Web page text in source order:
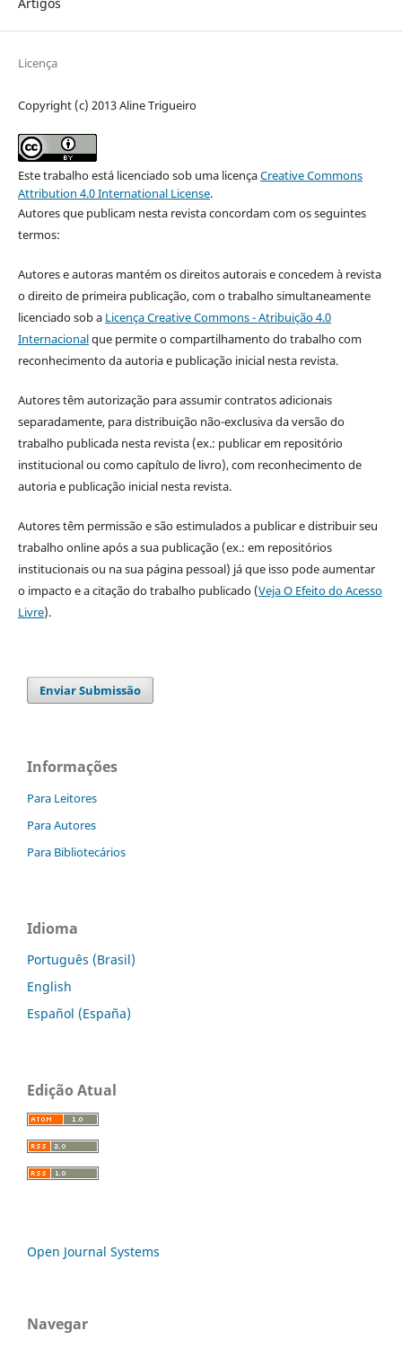
Licença
Copyright (c) 2013 Aline Trigueiro
Este trabalho está licenciado sob uma licençaCreative Commons
Attribution 4.0 International License.
Autores que publicam nesta revista concordam com os seguintes
termos:
Autores e autoras mantém os direitos autorais e concedem à revista
o direito de primeira publicação, com o trabalho simultaneamente
licenciado sob a Licença Creative Commons - Atribuição 4.0
Internacionalque permite o compartilhamento do trabalho com
reconhecimento da autoria e publicação inicial nesta revista.
Autores têm autorização para assumir contratos adicionais
separadamente, para distribuição não-exclusiva da versão do
trabalho publicada nesta revista (ex.: publicar em repositório
institucional ou como capítulo de livro), com reconhecimento de
autoria e publicação inicial nesta revista.
Autores têm permissão e são estimulados a publicar e distribuir seu
trabalho online após a sua publicação (ex.: em repositórios
institucionais ou na sua página pessoal) já que isso pode aumentar
o impacto e a citação do trabalho publicado (Veja O Efeito do Acesso
Livre).
Enviar Submissão
Informações
Para Leitores
Para Autores
Para Bibliotecários
Idioma
Português (Brasil)
English
Español (España)
Edição Atual
Open Journal Systems
Navegar